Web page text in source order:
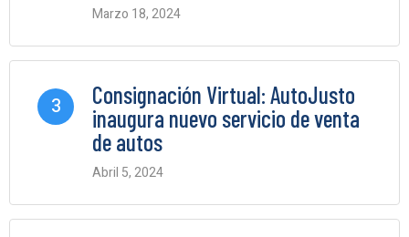
Marzo 18, 2024
3
Consignación Virtual: AutoJusto
inaugura nuevo servicio de venta
de autos
Abril 5, 2024